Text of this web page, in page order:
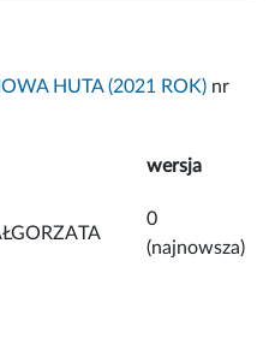
HUTA (2021 ROK) nr
wersja
0
(najnowsza)